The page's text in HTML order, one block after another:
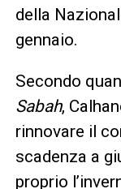
della
gennaio.
Secondo
Sabah,
rinnovare il
scadenza a
proprio